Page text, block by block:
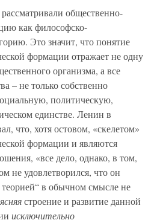
общественно-
как философско-
Это значит, что понятие
формации отражает не одну
организма, а все
– не только собственно
политическую,
единстве. Ленин в
что, хотя остовом, «скелетом»
формации и являются
«все дело, однако, в том,
не удовлетворился, что он
в обычном смысле не
строение и развитие данной
исключительно